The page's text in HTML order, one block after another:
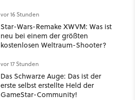
vor 16 Stunden
Star-Wars-Remake XWVM: Was ist
neu bei einem der größten
kostenlosen Weltraum-Shooter?
vor 17 Stunden
Das Schwarze Auge: Das ist der
erste selbst erstellte Held der
GameStar-Community!